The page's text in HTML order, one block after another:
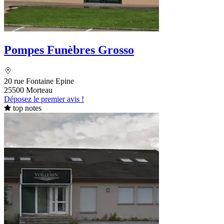
Pompes Funèbres Grosso
20 rue Fontaine Epine
25500 Morteau
Déposez le premier avis !
top notes